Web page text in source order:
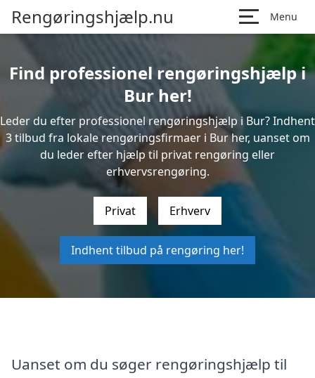
Rengøringshjælp.nu Menu
Find professionel rengøringshjælp i
Bur her!
Leder du efter professionel rengøringshjælp i Bur? Indhent
3 tilbud fra lokale rengøringsfirmaer i Bur her, uanset om
du leder efter hjælp til privat rengøring eller
erhvervsrengøring.
Privat Erhverv
Indhent tilbud på rengøring her!
Uanset om du søger rengøringshjælp til